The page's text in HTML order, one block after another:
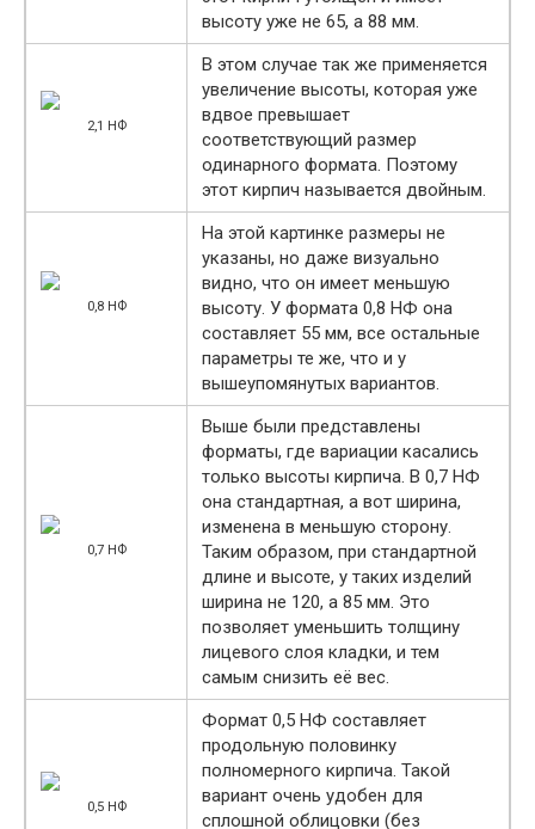
высоту уже не 65, а 88 мм.
2,1 НФ
В этом случае так же применяется
увеличение высоты, которая уже
вдвое превышает
соответствующий размер
одинарного формата. Поэтому
этот кирпич называется двойным.
0,8 НФ
На этой картинке размеры не
указаны, но даже визуально
видно, что он имеет меньшую
высоту. У формата 0,8 НФ она
составляет 55 мм, все остальные
параметры те же, что и у
вышеупомянутых вариантов.
0,7 НФ
Выше были представлены
форматы, где вариации касались
только высоты кирпича. В 0,7 НФ
она стандартная, а вот ширина,
изменена в меньшую сторону.
Таким образом, при стандартной
длине и высоте, у таких изделий
ширина не 120, а 85 мм. Это
позволяет уменьшить толщину
лицевого слоя кладки, и тем
самым снизить её вес.
0,5 НФ
Формат 0,5 НФ составляет
продольную половинку
полномерного кирпича. Такой
вариант очень удобен для
сплошной облицовки (без